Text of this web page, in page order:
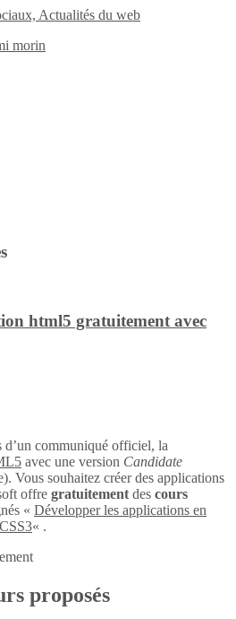
Actualités du web
morin
html5 gratuitement avec
communiqué officiel, la
avec une version Candidate
Vous souhaitez créer des applications
offre gratuitement des cours
« Développer les applications en
« .
proposés